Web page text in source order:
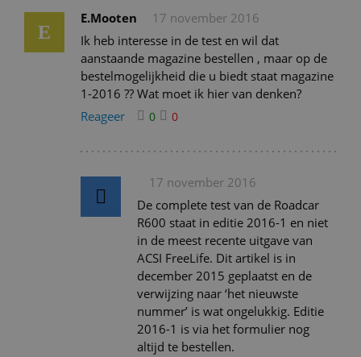
E
E.Mooten
17 november 2016
Ik heb interesse in de test en wil dat
aanstaande magazine bestellen , maar op de
bestelmogelijkheid die u biedt staat magazine
1-2016 ?? Wat moet ik hier van denken?
Reageer
0 0
17 november 2016
De complete test van de Roadcar
R600 staat in editie 2016-1 en niet
in de meest recente uitgave van
ACSI FreeLife. Dit artikel is in
december 2015 geplaatst en de
verwijzing naar ‘het nieuwste
nummer’ is wat ongelukkig. Editie
2016-1 is via het formulier nog
altijd te bestellen.